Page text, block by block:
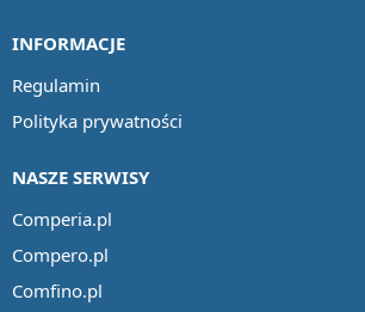
INFORMACJE
Regulamin
Polityka prywatności
NASZE SERWISY
Comperia.pl
Compero.pl
Comfino.pl